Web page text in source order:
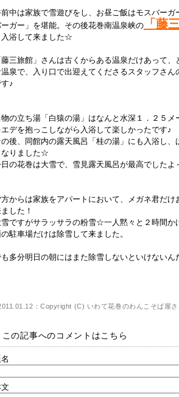
中は家族で雪遊びをし、お昼ご飯はモスバーガ
ガー」を堪能。その後花巻南温泉峡の
「藤
入浴して来ました☆
藤三旅館」さんは古くからある温泉だけあって
泉で、入り口で出迎えてくださるスタッフさん
♪
の立ち湯「白猿の湯」はなんと水深１．２５メ
エデを抱っこしながら入浴して楽しかったです♪
の後、同館内の露天風呂「桂の湯」にも入浴し、
なりました☆
の花巻は大雪で、雪見露天風呂が最高でしたよ
方からは家族をアパートにおいて、メガネ君だけ
した！
雪ですがサラッサラの粉雪☆一人黙々と２時間か
駐車場だけは除雪して来ました。
多分明日の朝にはまた除雪しないといけないん
：Copyright (C) いわて花巻のわんこそば屋
この記事へのコメントはこちら